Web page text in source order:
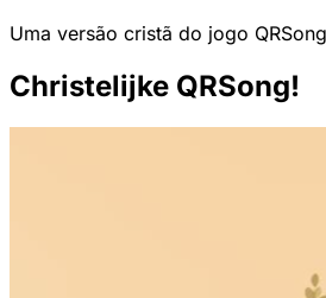
Uma versão cristã do jogo
Christelijke QRSong!